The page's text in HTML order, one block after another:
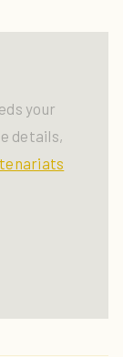
your
details,